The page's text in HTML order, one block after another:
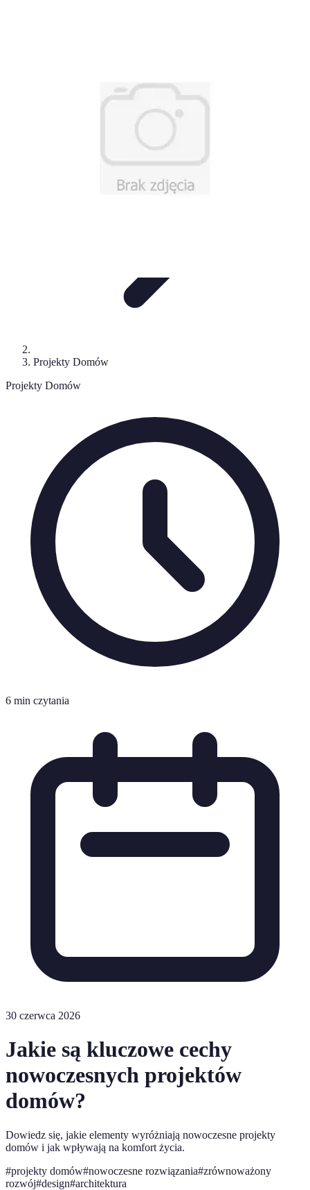
Projekty Domów
Projekty Domów
6 min czytania
30 czerwca 2026
Jakie są kluczowe cechy
nowoczesnych projektów
domów?
Dowiedz się, jakie elementy wyróżniają nowoczesne projekty
domów i jak wpływają na komfort życia.
#projekty domów#nowoczesne rozwiązania#zrównoważony
rozwój#design#architektura